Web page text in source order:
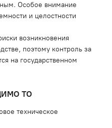
Особое внимание
и целостности
возникновения
поэтому контроль за
на государственном
ТО
техническое